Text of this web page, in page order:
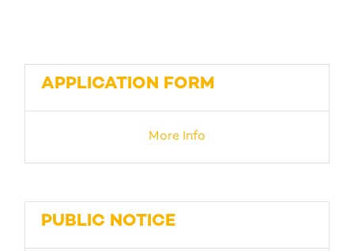
APPLICATION FORM
More Info
PUBLIC NOTICE